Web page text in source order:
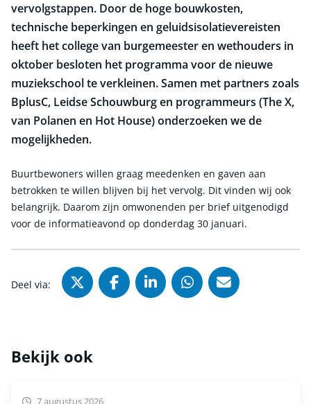
vervolgstappen. Door de hoge bouwkosten,
technische beperkingen en geluidsisolatievereisten
heeft het college van burgemeester en wethouders in
oktober besloten het programma voor de nieuwe
muziekschool te verkleinen. Samen met partners zoals
BplusC, Leidse Schouwburg en programmeurs (The X,
van Polanen en Hot House) onderzoeken we de
mogelijkheden.
Buurtbewoners willen graag meedenken en gaven aan
betrokken te willen blijven bij het vervolg. Dit vinden wij ook
belangrijk. Daarom zijn omwonenden per brief uitgenodigd
voor de informatieavond op donderdag 30 januari.
Deel via: Deel via X (Twitter), opent in
Deel via Facebook, opent
Deel via LinkedIn,
Deel viaDeel via
Bekijk ook
7 augustus 2026